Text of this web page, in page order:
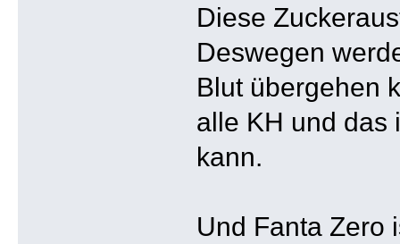
Diese
Deswegen
Blut übergehen
alle KH und das
kann.
Und Fanta Zero